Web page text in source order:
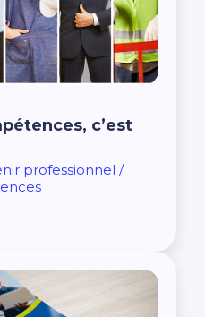
c’est
professionnel /